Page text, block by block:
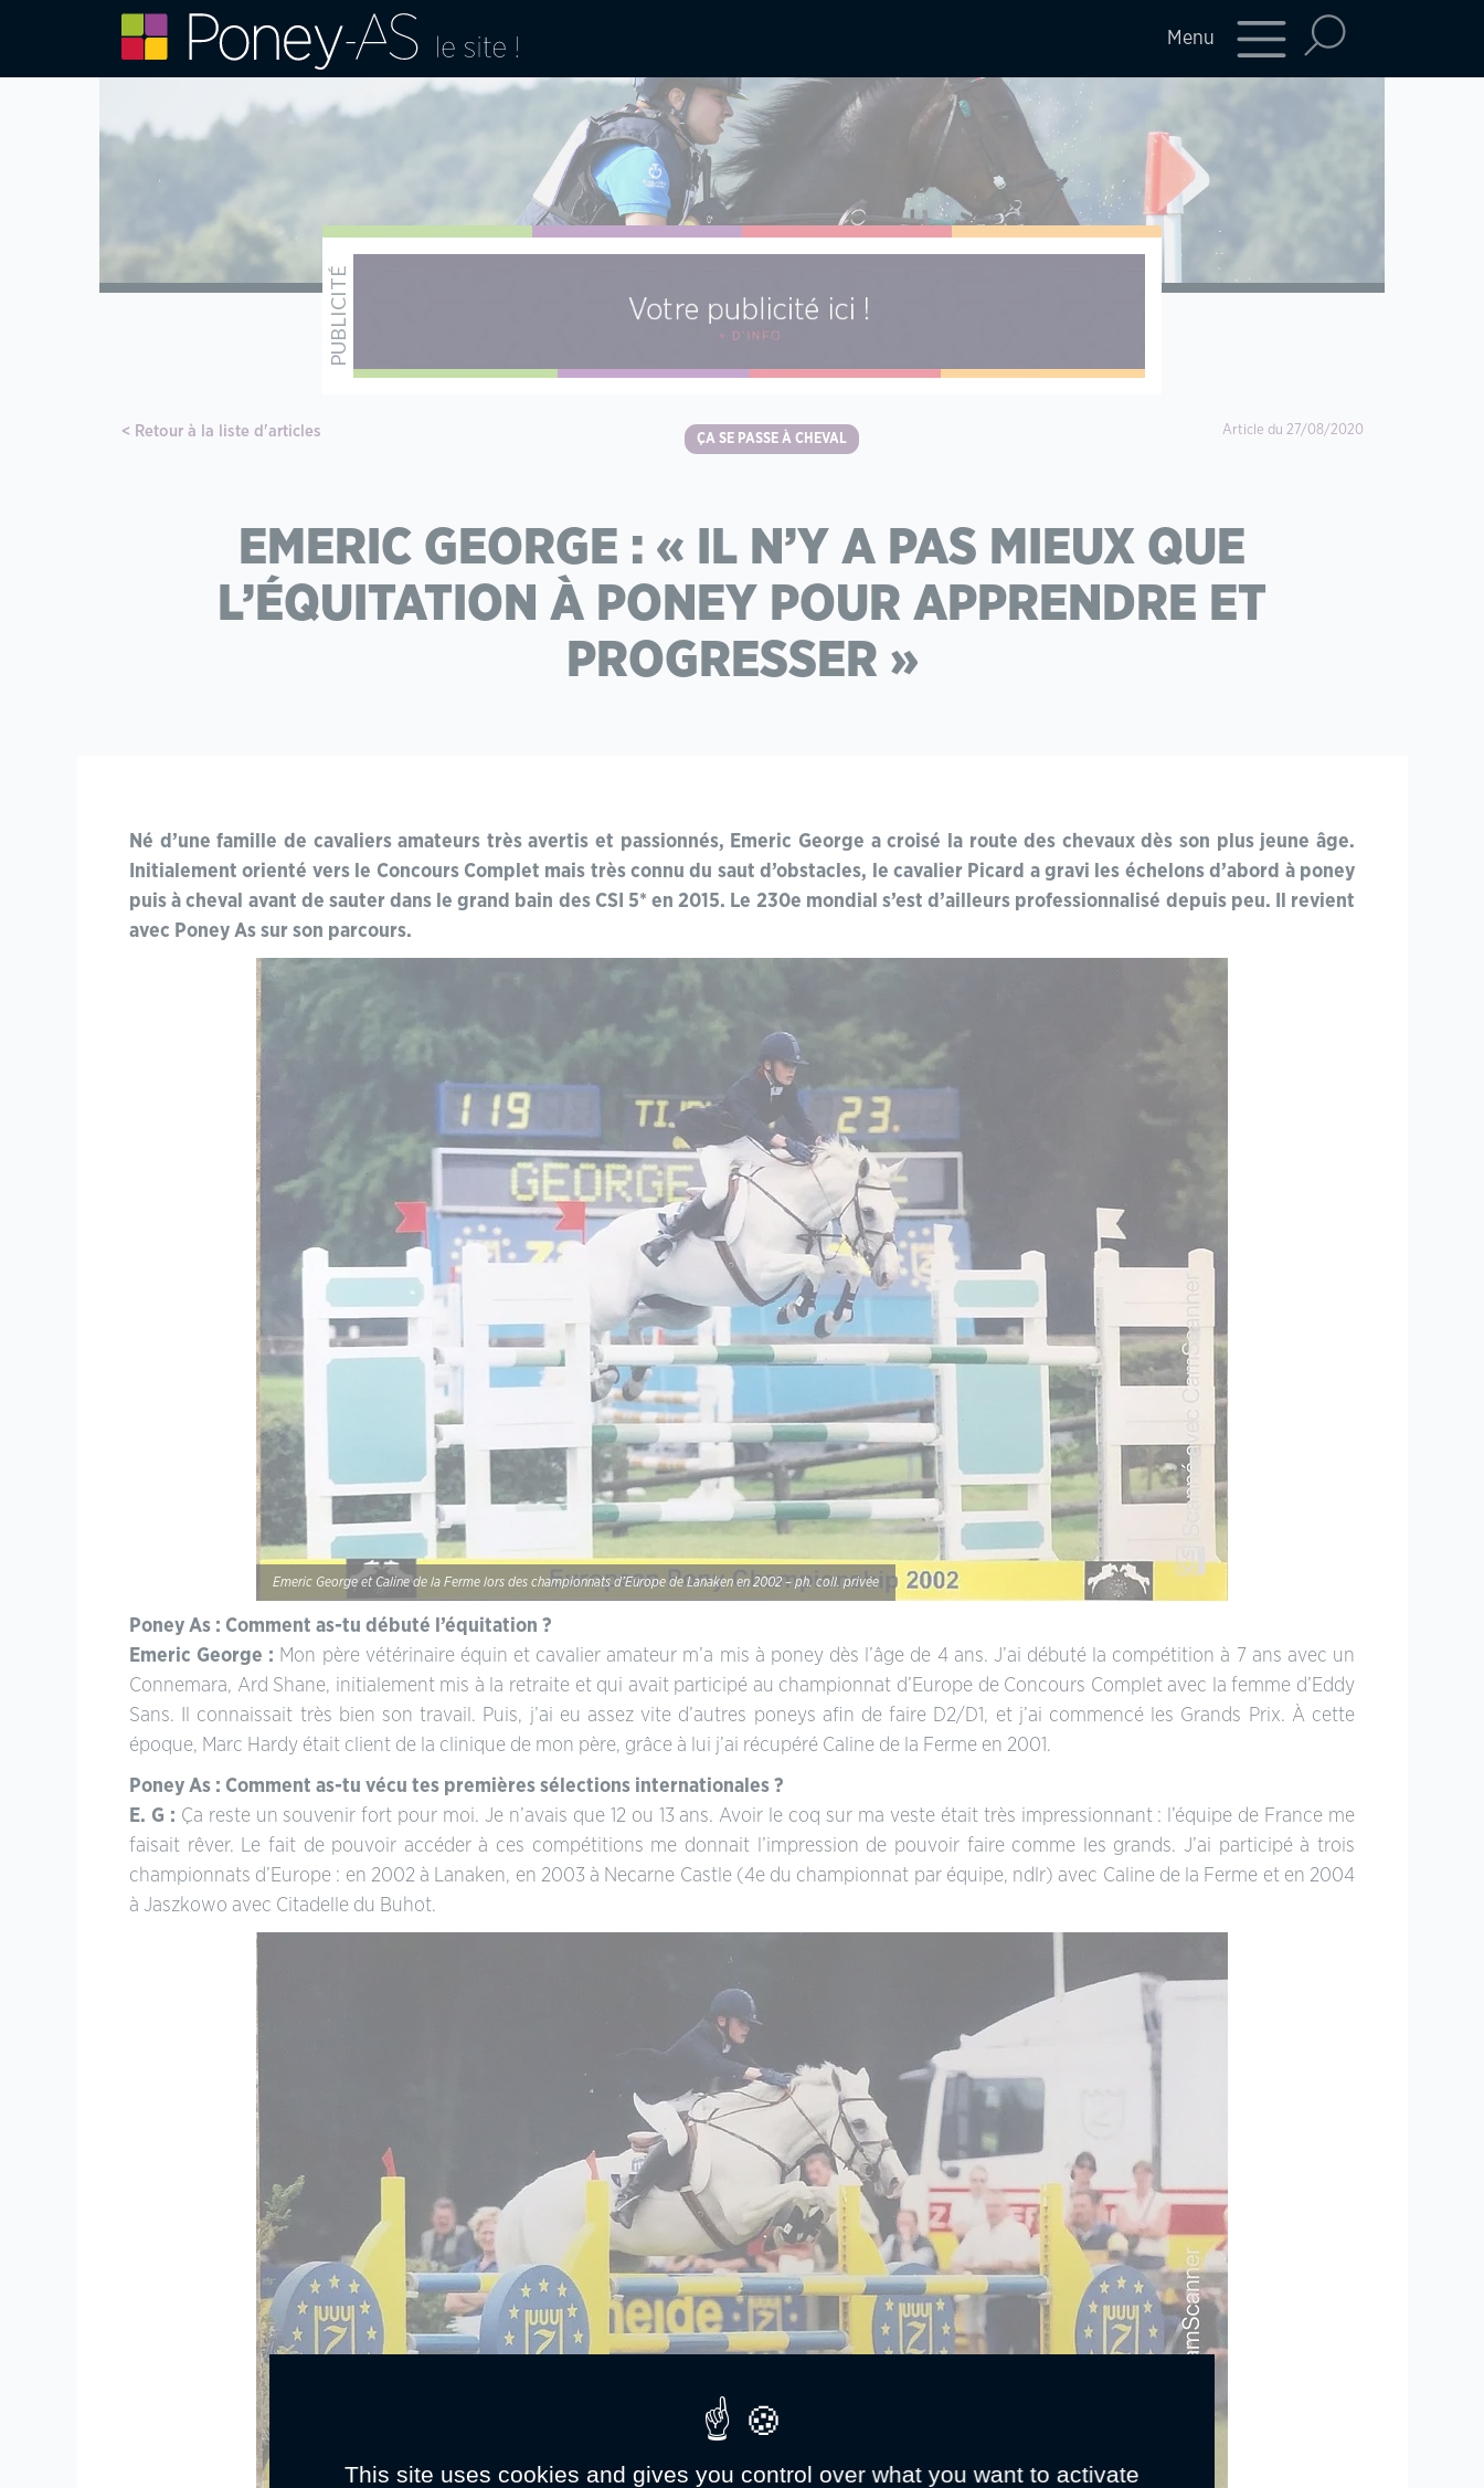
Menu
Retour à la liste d'articles Article du 27/08/2020
ÇA SE PASSE À CHEVAL
EMERIC GEORGE : « IL N’Y A PAS MIEUX QUE
L’ÉQUITATION À PONEY POUR APPRENDRE ET
PROGRESSER »
Né d’une famille de cavaliers amateurs très avertis et passionnés, Emeric George a croisé la route des chevaux dès son plus jeune âge.
Initialement orienté vers le Concours Complet mais très connu du saut d’obstacles, le cavalier Picard a gravi les échelons d’abord à poney
puis à cheval avant de sauter dans le grand bain des CSI 5* en 2015. Le 230e mondial s’est d’ailleurs professionnalisé depuis peu. Il revient
avec Poney As sur son parcours.
Emeric George et Caline de la Ferme lors des championnats d’Europe de Lanaken en 2002 – ph. coll. privée
Poney As : Comment as-tu débuté l’équitation ?
Emeric George : Mon père vétérinaire équin et cavalier amateur m’a mis à poney dès l’âge de 4 ans. J’ai débuté la compétition à 7 ans avec un
Connemara, Ard Shane, initialement mis à la retraite et qui avait participé au championnat d’Europe de Concours Complet avec la femme d’Eddy
Sans. Il connaissait très bien son travail. Puis, j’ai eu assez vite d’autres poneys afin de faire D2/D1, et j’ai commencé les Grands Prix. À cette
époque, Marc Hardy était client de la clinique de mon père, grâce à lui j’ai récupéré Caline de la Ferme en 2001.
Poney As : Comment as-tu vécu tes premières sélections internationales ?
E. G : Ça reste un souvenir fort pour moi. Je n’avais que 12 ou 13 ans. Avoir le coq sur ma veste était très impressionnant : l’équipe de France me
faisait rêver. Le fait de pouvoir accéder à ces compétitions me donnait l’impression de pouvoir faire comme les grands. J’ai participé à trois
championnats d’Europe : en 2002 à Lanaken, en 2003 à Necarne Castle (4e du championnat par équipe, ndlr) avec Caline de la Ferme et en 2004
à Jaszkowo avec Citadelle du Buhot.
This site uses cookies and gives you control over what you want to activate